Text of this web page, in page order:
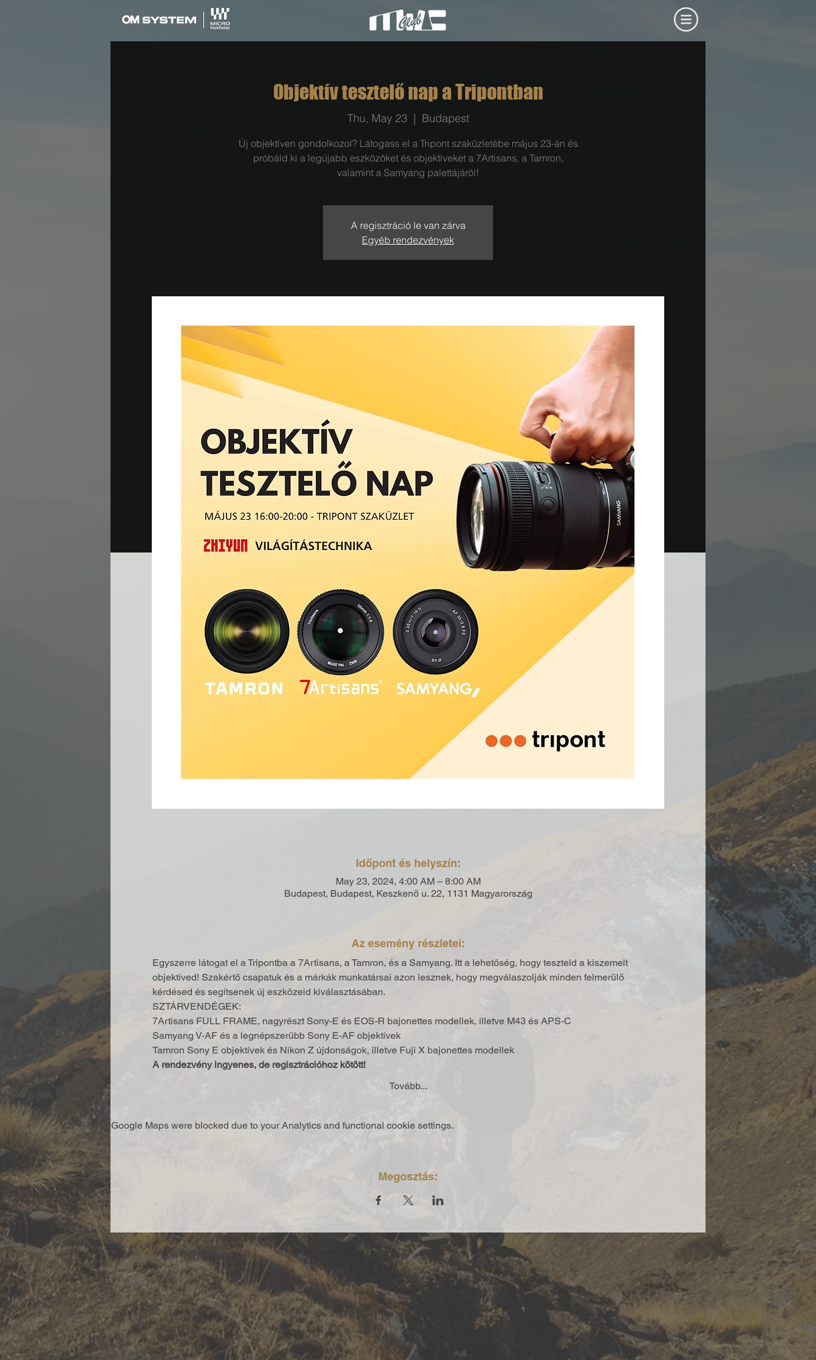
Objektív tesztelő nap a Tripontban
Thu, May 23
  |
Budapest
Új objektíven gondolkozol? Látogass el a Tripont szaküzletébe május 23-án és
próbáld ki a legújabb eszközöket és objektíveket a 7Artisans, a Tamron,
valamint a Samyang palettájáról!
A regisztráció le van zárva
Egyéb rendezvények
Időpont és helyszín:
May 23, 2024, 4:00 AM – 8:00 AM
Budapest, Budapest, Keszkenő u. 22, 1131 Magyarország
Az esemény részletei:
Egyszerre látogat el a Tripontba a 7Artisans, a Tamron, és a Samyang. Itt a lehetőség, hogy teszteld a kiszemelt
objektíved! Szakértő csapatuk és a márkák munkatársai azon lesznek, hogy megválaszolják minden felmerülő
kérdésed és segítsenek új eszközeid kiválasztásában.
SZTÁRVENDÉGEK:
7Artisans FULL FRAME, nagyrészt Sony-E és EOS-R bajonettes modellek, illetve M43 és APS-C
Samyang V-AF és a legnépszerűbb Sony E-AF objektívek
Tamron Sony E objektívek és Nikon Z újdonságok, illetve Fuji X bajonettes modellek
A rendezvény ingyenes, de regisztrációhoz kötött!
Tovább...
Google Maps were blocked due to your Analytics and functional cookie settings.
Megosztás: